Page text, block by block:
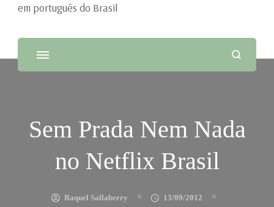
em português do Brasil
Sem Prada Nem Nada
no Netflix Brasil
Raquel Sallaberry
13/09/2012